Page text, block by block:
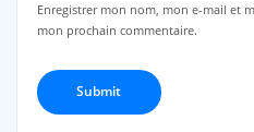
Enregistrer mon nom, mon e-mail et
mon prochain commentaire.